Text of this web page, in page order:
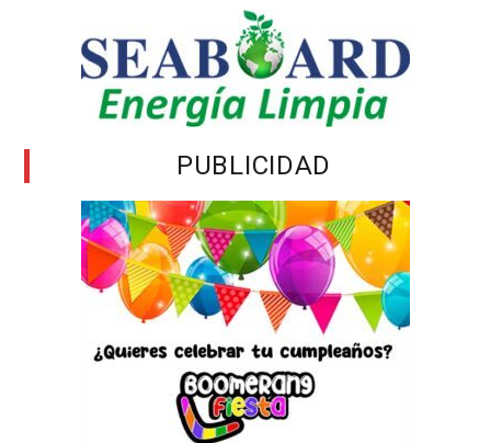
PUBLICIDAD